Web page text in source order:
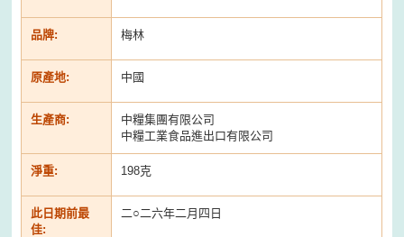
品牌: 梅林
原產地: 中國
生產商:
中糧集團有限公司
中糧工業食品進出口有限公司
淨重: 198克
此日期前最
佳:
二○二六年二月四日